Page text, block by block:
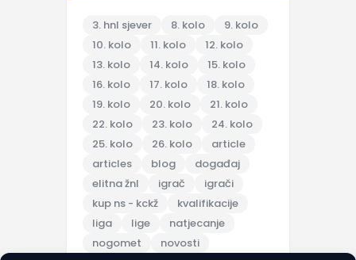
3. hnl sjever 8. kolo
9. kolo
10. kolo
11. kolo
12. kolo
13. kolo
14. kolo
15. kolo
16. kolo
17. kolo
18. kolo
19. kolo
20. kolo
21. kolo
22. kolo
23. kolo
24. kolo
25. kolo
26. kolo
article
articles
blog
događaj
elitna žnl
igrač
igrači
kup ns - kckž
kvalifikacije
liga
lige
natjecanje
nogomet
novosti